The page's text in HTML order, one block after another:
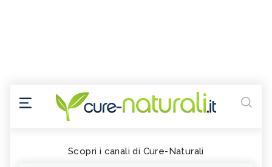
Scopri i canali di Cure-Naturali